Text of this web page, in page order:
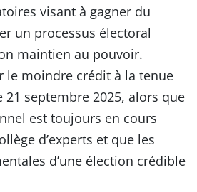
visant à gagner du
un processus électoral
maintien au pouvoir.
le moindre crédit à la tenue
21 septembre 2025, alors que
est toujours en cours
d’experts et que les
d’une élection crédible